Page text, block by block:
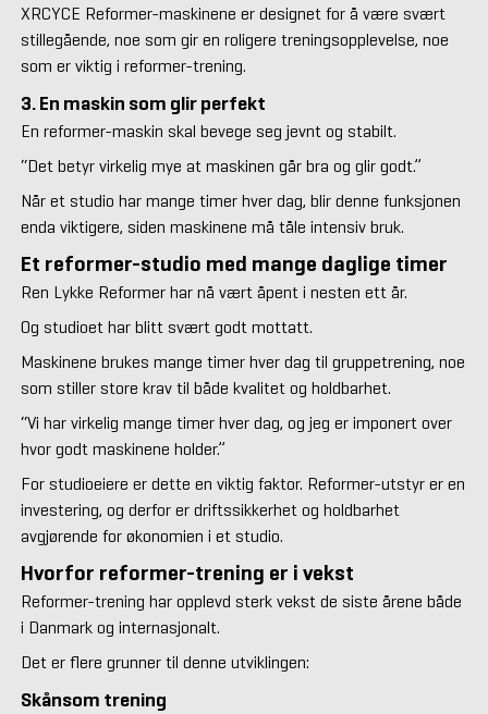
XRCYCE Reformer-maskinene er designet for å være svært
stillegående, noe som gir en roligere treningsopplevelse, noe
som er viktig i reformer-trening.
3. En maskin som glir perfekt
En reformer-maskin skal bevege seg jevnt og stabilt.
“Det betyr virkelig mye at maskinen går bra og glir godt.”
Når et studio har mange timer hver dag, blir denne funksjonen
enda viktigere, siden maskinene må tåle intensiv bruk.
Et reformer-studio med mange daglige timer
Ren Lykke Reformer har nå vært åpent i nesten ett år.
Og studioet har blitt svært godt mottatt.
Maskinene brukes mange timer hver dag til gruppetrening, noe
som stiller store krav til både kvalitet og holdbarhet.
“Vi har virkelig mange timer hver dag, og jeg er imponert over
hvor godt maskinene holder.”
For studioeiere er dette en viktig faktor. Reformer-utstyr er en
investering, og derfor er driftssikkerhet og holdbarhet
avgjørende for økonomien i et studio.
Hvorfor reformer-trening er i vekst
Reformer-trening har opplevd sterk vekst de siste årene både
i Danmark og internasjonalt.
Det er flere grunner til denne utviklingen:
Skånsom trening